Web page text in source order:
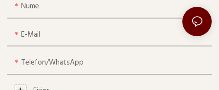
Nume
E-Mail
Telefon/WhatsApp